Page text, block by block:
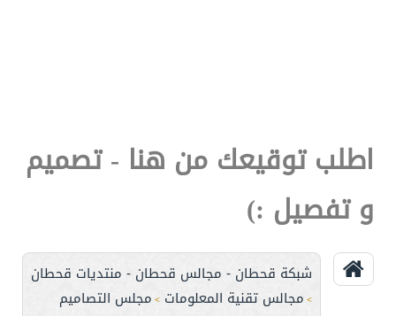
اطلب توقيعك من هنا - تصميم
و تفصيل :)
شبكة قحطان - مجالس قحطان - منتديات قحطان
> مجالس تقنية المعلومات > مجلس التصاميم